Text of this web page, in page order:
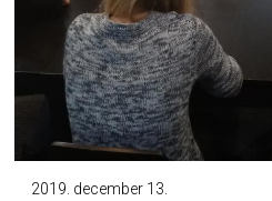
2019. december 13.